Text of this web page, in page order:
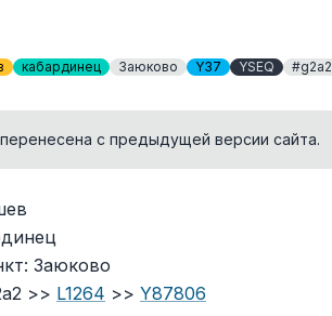
кабардинец Заюково Y37 YSEQ #g2a2
с предыдущей версии сайта.
Заюково
>> L1264 >> Y87806